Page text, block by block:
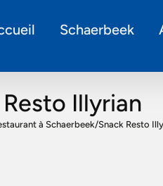
Schaerbeek
Illyrian
à Schaerbeek/Snack Resto